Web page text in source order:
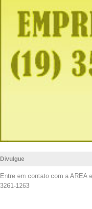
Divulgue
Entre em contato com a AREA
3261-1263